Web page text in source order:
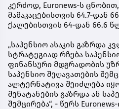
კერძოდ, Euronews-ს ცნობით,
მამაკაცებისთვის 64.7-დან
ქალებისთვის 64-დან 66.6
„საპენსიო ასაკის გაზრდა
სტრატეგიად რჩება
ფინანსური მდგრადობის
საპენსიო შეღავათების
ალტერნატივა შეიძლება
შენატანების გაზრდა ან
შემცირება“, - წერს Euronews-